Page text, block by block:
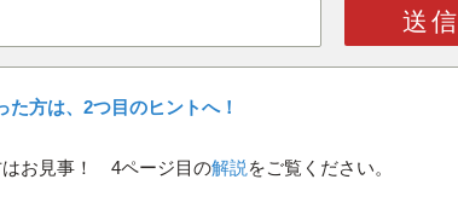
送信
た方は、2つ目のヒントへ！
はお見事！ 4ページ目の解説 をご覧ください。